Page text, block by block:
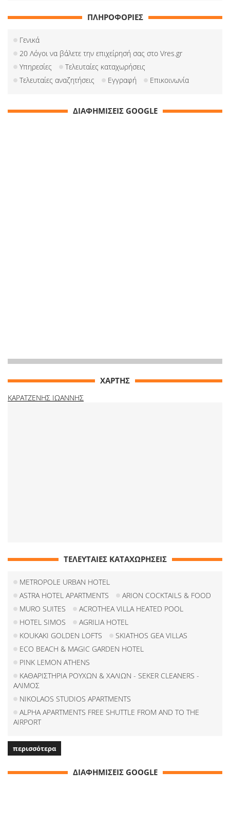
ΠΛΗΡΟΦΟΡΙΕΣ
Γενικά
20 Λόγοι να βάλετε την επιχείρησή σας στο Vres.gr
Υπηρεσίες
Τελευταίες καταχωρήσεις
Τελευταίες αναζητήσεις
Εγγραφή Επικοινωνία
ΔΙΑΦΗΜΙΣΕΙΣ GOOGLE
ΧΑΡΤΗΣ
ΚΑΡΑΤΖΕΝΗΣ ΙΩΑΝΝΗΣ
ΤΕΛΕΥΤΑΙΕΣ ΚΑΤΑΧΩΡΗΣΕΙΣ
METROPOLE URBAN HOTEL
ASTRA HOTEL APARTMENTS
ARION COCKTAILS & FOOD
MURO SUITES
ACROTHEA VILLA HEATED POOL
HOTEL SIMOS
AGRILIA HOTEL
KOUKAKI GOLDEN LOFTS
SKIATHOS GEA VILLAS
ECO BEACH & MAGIC GARDEN HOTEL
PINK LEMON ATHENS
ΚΑΘΑΡΙΣΤΗΡΙΑ ΡΟΥΧΩΝ & ΧΑΛΙΩΝ - SEKER CLEANERS -
ΑΛΙΜΟΣ
NIKOLAOS STUDIOS APARTMENTS
ALPHA APARTMENTS FREE SHUTTLE FROM AND TO THE
AIRPORT
περισσότερα
ΔΙΑΦΗΜΙΣΕΙΣ GOOGLE